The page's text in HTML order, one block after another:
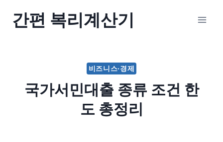
간편 복리계산기
비즈니스·경제
국가서민대출 종류 조건 한
도 총정리